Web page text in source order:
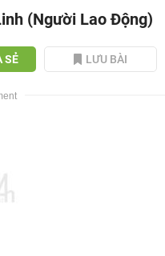
(Người Lao Động)
SẺ LƯU BÀI